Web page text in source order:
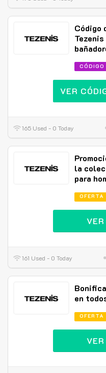
Código
CÓDIGO
VER
165 Used - 0 Today
la
para
OFERTA
161 Used - 0 Today
en
OFERTA